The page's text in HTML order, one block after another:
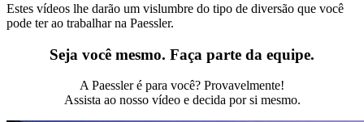
Estes vídeos lhe darão um vislumbre do tipo de diversão que você
pode ter ao trabalhar na Paessler.
Seja você mesmo. Faça parte da equipe.
A Paessler é para você? Provavelmente!
Assista ao nosso vídeo e decida por si mesmo.